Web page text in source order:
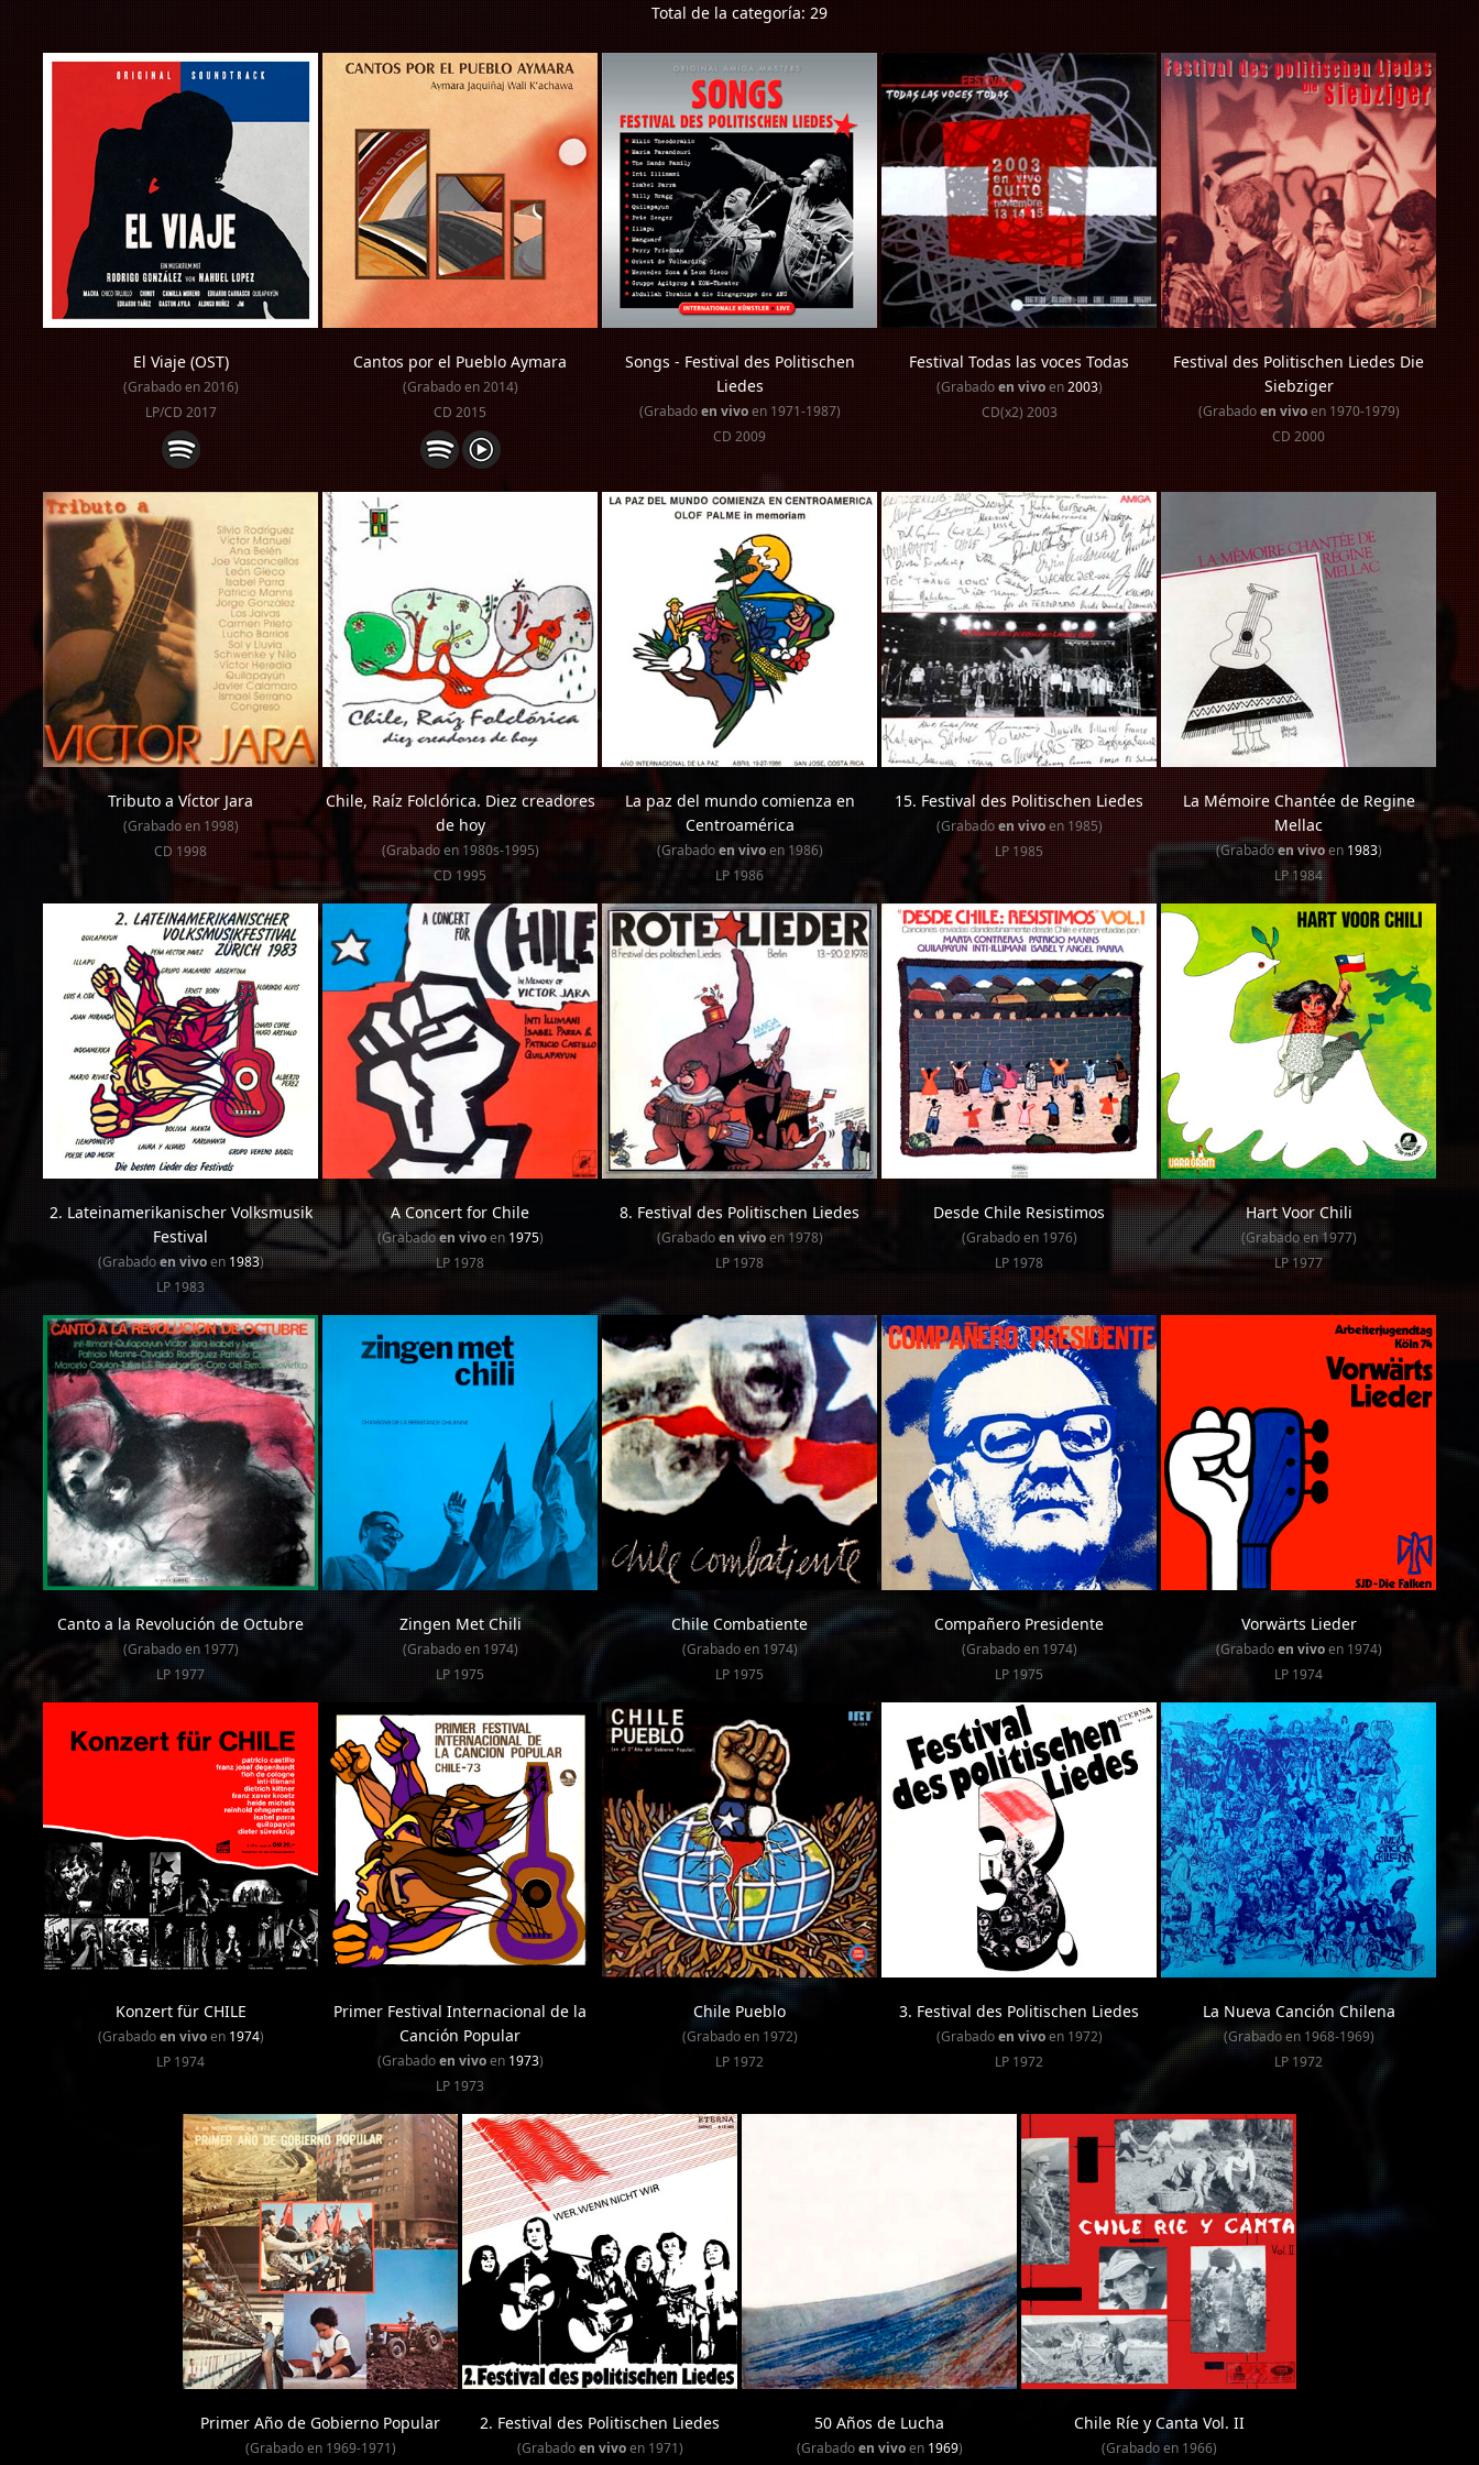
Total de la categoría: 29
El Viaje (OST)
(Grabado en 2016)
LP/CD 2017
Cantos por el Pueblo Aymara
(Grabado en 2014)
CD 2015
Songs - Festival des Politischen
Liedes
(Grabadoen vivoen 1971-1987)
CD 2009
Festival Todas las voces Todas
(Grabadoen vivoen2003)
CD(x2) 2003
Festival des Politischen Liedes Die
Siebziger
(Grabadoen vivoen 1970-1979)
CD 2000
Tributo a Víctor Jara
(Grabado en 1998)
CD 1998
Chile, Raíz Folclórica. Diez creadores
de hoy
(Grabado en 1980s-1995)
CD 1995
La paz del mundo comienza en
Centroamérica
(Grabadoen vivoen 1986)
LP 1986
15. Festival des Politischen Liedes
(Grabadoen vivoen 1985)
LP 1985
La Mémoire Chantée de Regine
Mellac
(Grabadoen vivoen 1983)
LP 1984
2. Lateinamerikanischer Volksmusik
Festival
(Grabadoen vivoen 1983)
LP 1983
A Concert for Chile
(Grabadoen vivoen 1975)
LP 1978
8. Festival des Politischen Liedes
(Grabadoen vivoen 1978)
LP 1978
Desde Chile Resistimos
(Grabado en 1976)
LP 1978
Hart Voor Chili
(Grabado en 1977)
LP 1977
Canto a la Revolución de Octubre
(Grabado en 1977)
LP 1977
Zingen Met Chili
(Grabado en 1974)
LP 1975
Chile Combatiente
(Grabado en 1974)
LP 1975
Compañero Presidente
(Grabado en 1974)
LP 1975
Vorwärts Lieder
(Grabadoen vivoen 1974)
LP 1974
Konzert für CHILE
(Grabadoen vivoen 1974)
LP 1974
Primer Festival Internacional de la
Canción Popular
(Grabadoen vivoen 1973)
LP 1973
Chile Pueblo
(Grabado en 1972)
LP 1972
3. Festival des Politischen Liedes
(Grabadoen vivoen 1972)
LP 1972
La Nueva Canción Chilena
(Grabado en 1968-1969)
LP 1972
Primer Año de Gobierno Popular
(Grabado en 1969-1971)
2. Festival des Politischen Liedes
(Grabadoen vivoen 1971)
50 Años de Lucha
(Grabadoen vivoen 1969)
Chile Ríe y Canta Vol. II
(Grabado en 1966)